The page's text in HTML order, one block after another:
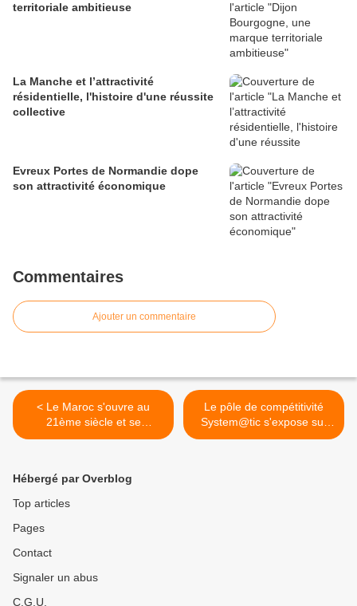
territoriale ambitieuse
La Manche et l’attractivité
résidentielle, l'histoire d'une réussite
collective
Evreux Portes de Normandie dope
son attractivité économique
Commentaires
Ajouter un commentaire
< Le Maroc s'ouvre au
21ème siècle et se
positionne
Le pôle de compétitivité
System@tic s'expose sur
Econovista >
Hébergé par Overblog
Top articles
Pages
Contact
Signaler un abus
C.G.U.